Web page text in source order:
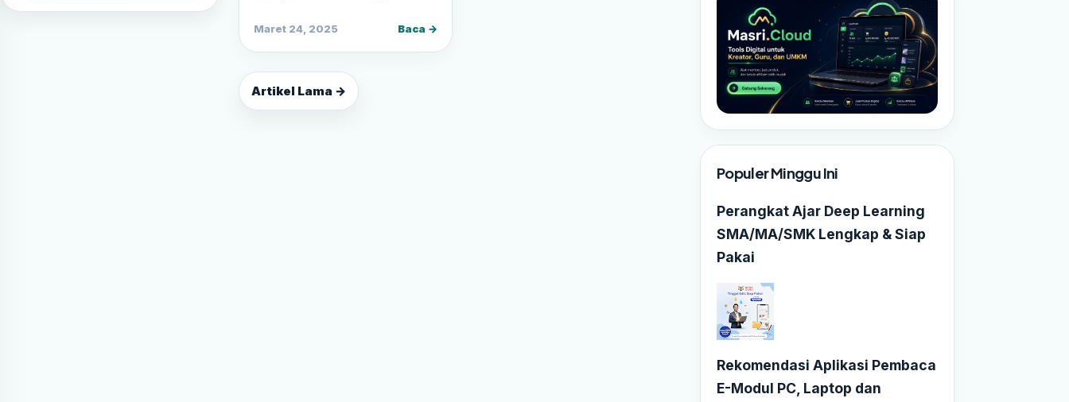
Maret 24, 2025 Baca →
Artikel Lama →
Populer Minggu Ini
Perangkat Ajar Deep Learning
SMA/MA/SMK Lengkap & Siap
Pakai
Rekomendasi Aplikasi Pembaca
E-Modul PC, Laptop dan